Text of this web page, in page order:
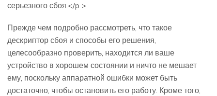
серьезного сбоя.</p >
Прежде чем подробно рассмотреть, что такое
дескриптор сбоя и способы его решения,
целесообразно проверить, находится ли ваше
устройство в хорошем состоянии и ничто не мешает
ему, поскольку аппаратной ошибки может быть
достаточно, чтобы остановить его работу. Кроме того,